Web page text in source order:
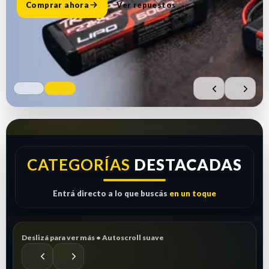
Comprar ahora Ver repuestos
CATEGORÍAS DESTACADAS
Entrá directo a lo que buscás en un toque
Deslizá para ver más • Autoscroll suave